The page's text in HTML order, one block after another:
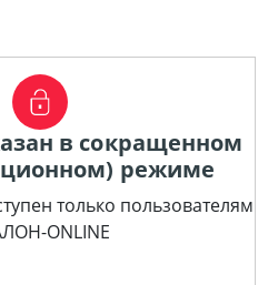
в сокращенном
режиме
только пользователям
ONLINE